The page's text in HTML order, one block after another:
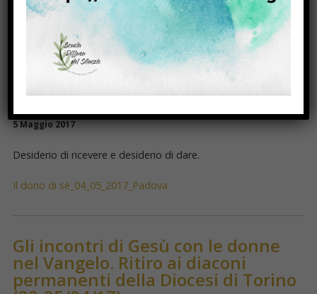
Amos_San Raffaele Cimena 19_10_17
Il dono di sé. Conferenza al Gruppo
Volontari Ospedale Pediatrico,
5 Maggio 2017
Desiderio di ricevere e desiderio di dare.
Il dono di sé_04_05_2017_Padova
Gli incontri di Gesù con le donne
nel Vangelo. Ritiro ai diaconi
permanenti della Diocesi di Torino